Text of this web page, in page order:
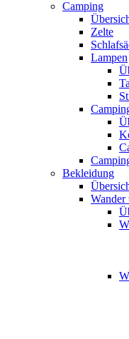
Camping
Zelte
Lampen
Bekleidung